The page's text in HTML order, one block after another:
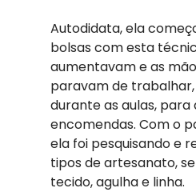
Autodidata, ela
bolsas com esta
aumentavam e as
paravam de
durante as aulas,
encomendas. Com o
ela foi pesquisando e
tipos de artesanato,
tecido, agulha e linha.